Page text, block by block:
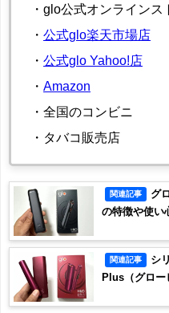
・glo公式オンラインス
・ 公式glo楽天市場店
・ 公式glo Yahoo!店
・ Amazon
・全国のコンビニ
・タバコ販売店
関連記事
グ
の特徴や使い
関連記事
シ
Plus（グロー